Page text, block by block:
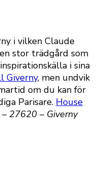
i vilken Claude
stor trädgård som
i sina
Giverny, men undvik
om du kan för
Parisare. House
27620 – Giverny